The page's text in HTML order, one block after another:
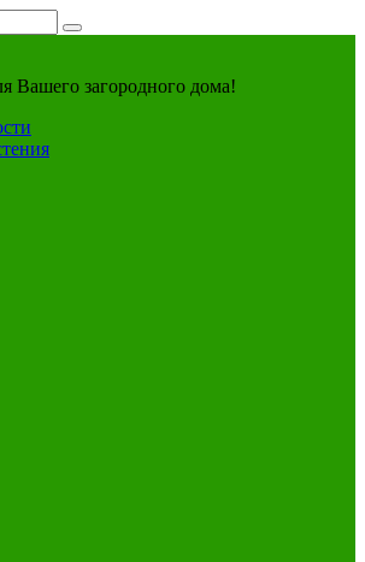
Вашего загородного дома!